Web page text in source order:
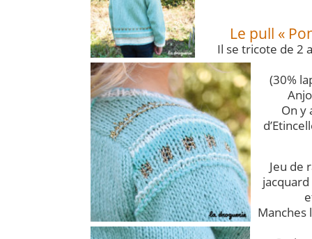
Le pull «
Il se tricote de 2
(30%
On y
Jeu de
Manches